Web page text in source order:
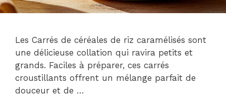
Les Carrés de céréales de riz caramélisés sont
une délicieuse collation qui ravira petits et
grands. Faciles à préparer, ces carrés
croustillants offrent un mélange parfait de
douceur et de …